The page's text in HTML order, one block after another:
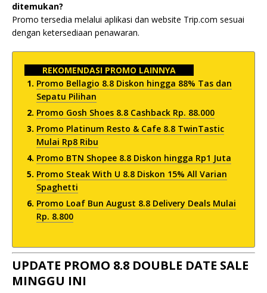
ditemukan?
Promo tersedia melalui aplikasi dan website Trip.com sesuai
dengan ketersediaan penawaran.
REKOMENDASI PROMO LAINNYA
Promo Bellagio 8.8 Diskon hingga 88% Tas dan
Sepatu Pilihan
Promo Gosh Shoes 8.8 Cashback Rp. 88.000
Promo Platinum Resto & Cafe 8.8 TwinTastic
Mulai Rp8 Ribu
Promo BTN Shopee 8.8 Diskon hingga Rp1 Juta
Promo Steak With U 8.8 Diskon 15% All Varian
Spaghetti
Promo Loaf Bun August 8.8 Delivery Deals Mulai
Rp. 8.800
UPDATE PROMO 8.8 DOUBLE DATE SALE
MINGGU INI